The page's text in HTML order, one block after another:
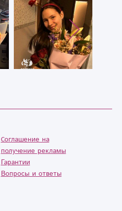
распечатать
подарок-ваучер
на принтере,
пошли на встречу
сделали все
качественно и
очень довольна.
профессионализм.
Cоглашение на
получение рекламы
Гарантии
Вопросы и ответы